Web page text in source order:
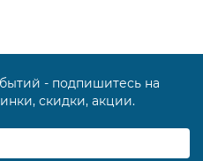
- подпишитесь на
скидки, акции.